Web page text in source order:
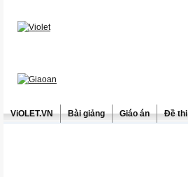
ViOLET.VN Bài giảng Giáo án Đề